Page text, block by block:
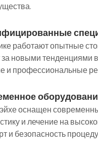
работают опытные
новыми тенденциями
и профессиональные
оснащен
и лечение на
и безопасность